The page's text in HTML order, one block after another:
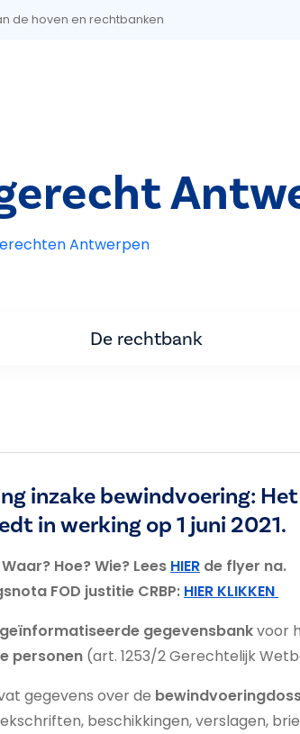
de hoven en rechtbanken
Antwerpen
De rechtbank
inzake bewindvoering:
in werking op 1 juni 2021.
Hoe? Wie? Lees HIER de flyer na.
FOD justitie CRBP: HIER KLIKKEN
geïnformatiseerde gegevensbankvoor
personen (art. 1253/2 Gerechtelijk
gegevens over de
beschikkingen, verslagen,